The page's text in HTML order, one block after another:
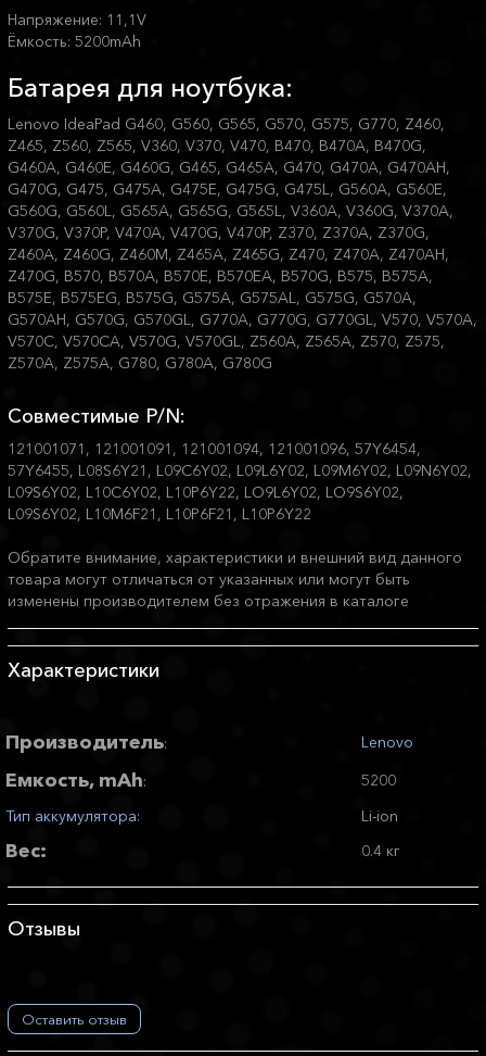
Напряжение: 11,1V
Ёмкость: 5200mAh
Батарея для ноутбука:
Lenovo IdeaPad G460, G560, G565, G570, G575, G770, Z460,
Z465, Z560, Z565, V360, V370, V470, B470, B470A, B470G,
G460A, G460E, G460G, G465, G465A, G470, G470A, G470AH,
G470G, G475, G475A, G475E, G475G, G475L, G560A, G560E,
G560G, G560L, G565A, G565G, G565L, V360A, V360G, V370A,
V370G, V370P, V470A, V470G, V470P, Z370, Z370A, Z370G,
Z460A, Z460G, Z460M, Z465A, Z465G, Z470, Z470A, Z470AH,
Z470G, B570, B570A, B570E, B570EA, B570G, B575, B575A,
B575E, B575EG, B575G, G575A, G575AL, G575G, G570A,
G570AH, G570G, G570GL, G770A, G770G, G770GL, V570, V570A,
V570C, V570CA, V570G, V570GL, Z560A, Z565A, Z570, Z575,
Z570A, Z575A, G780, G780A, G780G
Совместимые P/N:
121001071, 121001091, 121001094, 121001096, 57Y6454,
57Y6455, L08S6Y21, L09C6Y02, L09L6Y02, L09M6Y02, L09N6Y02,
L09S6Y02, L10C6Y02, L10P6Y22, LO9L6Y02, LO9S6Y02,
L09S6Y02, L10M6F21, L10P6F21, L10P6Y22
Обратите внимание, характеристики и внешний вид данного
товара могут отличаться от указанных или могут быть
изменены производителем без отражения в каталоге
Характеристики
Производитель: Lenovo
Емкость, mAh:
5200
Тип аккумулятора: Li-ion
Вес: 0.4 кг
Отзывы
Оставить отзыв